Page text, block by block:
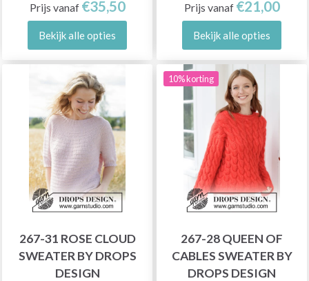
Prijs vanaf €35,50
Bekijk alle opties
Prijs vanaf €21,00
Bekijk alle opties
267-31 ROSE CLOUD
SWEATER BY DROPS
DESIGN
10% korting
267-28 QUEEN OF
CABLES SWEATER BY
DROPS DESIGN